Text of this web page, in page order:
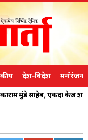
देश-विदेश मनोरंजन
मुंडे साहेब, एकदा केज